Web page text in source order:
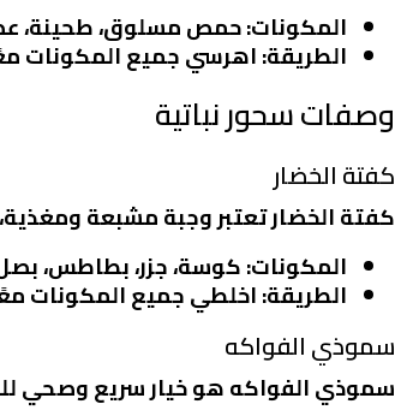
المكونات: حمص مسلوق، طحينة،
الطريقة: اهرسي جميع المكونات
وصفات سحور نباتية
كفتة الخضار
كفتة الخضار تعتبر وجبة مشبعة
المكونات: كوسة، جزر، بطاطس،
الطريقة: اخلطي جميع المكونات
سموذي الفواكه
سموذي الفواكه هو خيار سريع وصحي